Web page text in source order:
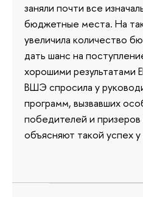
заняли почти все
бюджетные места. На
увеличила количество
дать шанс на
хорошими результатами
ВШЭ спросила у
программ, вызвавших
победителей и
объясняют такой успех